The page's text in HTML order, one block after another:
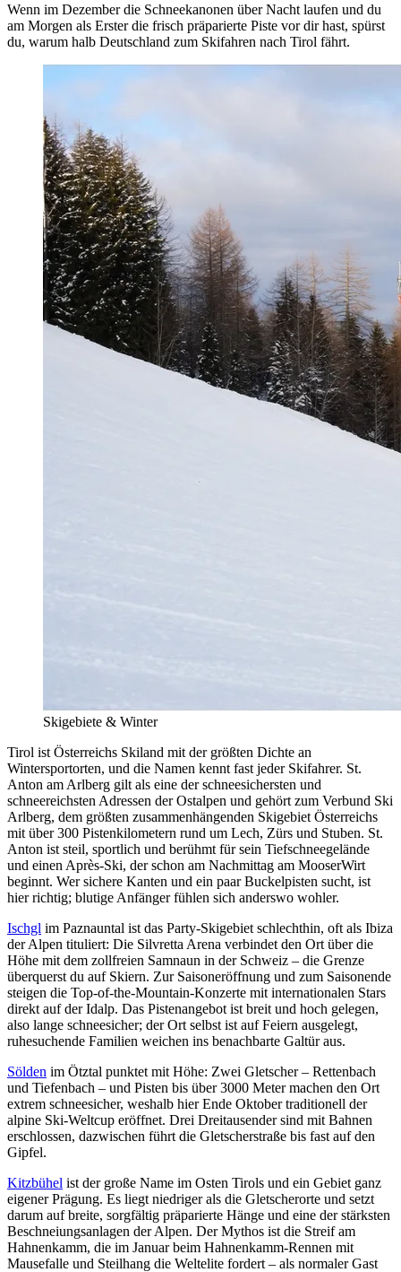
Wenn im Dezember die Schneekanonen über Nacht laufen und du
am Morgen als Erster die frisch präparierte Piste vor dir hast, spürst
du, warum halb Deutschland zum Skifahren nach Tirol fährt.
Skigebiete & Winter
Tirol ist Österreichs Skiland mit der größten Dichte an
Wintersportorten, und die Namen kennt fast jeder Skifahrer. St.
Anton am Arlberg gilt als eine der schneesichersten und
schneereichsten Adressen der Ostalpen und gehört zum Verbund Ski
Arlberg, dem größten zusammenhängenden Skigebiet Österreichs
mit über 300 Pistenkilometern rund um Lech, Zürs und Stuben. St.
Anton ist steil, sportlich und berühmt für sein Tiefschneegelände
und einen Après-Ski, der schon am Nachmittag am MooserWirt
beginnt. Wer sichere Kanten und ein paar Buckelpisten sucht, ist
hier richtig; blutige Anfänger fühlen sich anderswo wohler.
Ischgl im Paznauntal ist das Party-Skigebiet schlechthin, oft als Ibiza
der Alpen tituliert: Die Silvretta Arena verbindet den Ort über die
Höhe mit dem zollfreien Samnaun in der Schweiz – die Grenze
überquerst du auf Skiern. Zur Saisoneröffnung und zum Saisonende
steigen die Top-of-the-Mountain-Konzerte mit internationalen Stars
direkt auf der Idalp. Das Pistenangebot ist breit und hoch gelegen,
also lange schneesicher; der Ort selbst ist auf Feiern ausgelegt,
ruhesuchende Familien weichen ins benachbarte Galtür aus.
Sölden im Ötztal punktet mit Höhe: Zwei Gletscher – Rettenbach
und Tiefenbach – und Pisten bis über 3000 Meter machen den Ort
extrem schneesicher, weshalb hier Ende Oktober traditionell der
alpine Ski-Weltcup eröffnet. Drei Dreitausender sind mit Bahnen
erschlossen, dazwischen führt die Gletscherstraße bis fast auf den
Gipfel.
Kitzbühel ist der große Name im Osten Tirols und ein Gebiet ganz
eigener Prägung. Es liegt niedriger als die Gletscherorte und setzt
darum auf breite, sorgfältig präparierte Hänge und eine der stärksten
Beschneiungsanlagen der Alpen. Der Mythos ist die Streif am
Hahnenkamm, die im Januar beim Hahnenkamm-Rennen mit
Mausefalle und Steilhang die Weltelite fordert – als normaler Gast